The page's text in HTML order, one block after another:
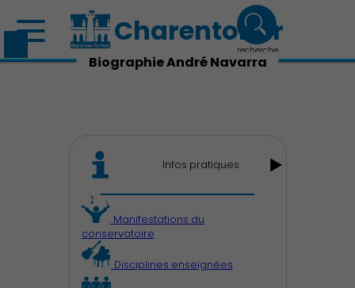
Charenton.fr
recherche
Biographie André Navarra
Infos pratiques
Manifestations du
conservatoire
Disciplines enseignées